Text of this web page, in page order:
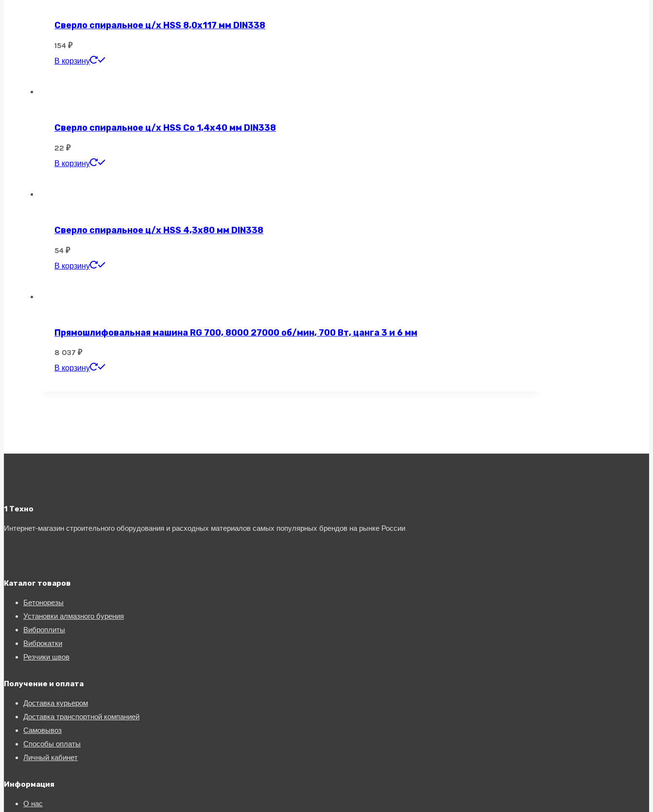
Сверло спиральное ц/х HSS 8,0х117 мм DIN338
154 ₽
В корзину
Сверло спиральное ц/х HSS Co 1,4х40 мм DIN338
22 ₽
В корзину
Сверло спиральное ц/х HSS 4,3х80 мм DIN338
54 ₽
В корзину
Прямошлифовальная машина RG 700, 8000 27000 об/мин, 700 Вт, цанга 3 и 6 мм
8 037 ₽
В корзину
1 Техно
Интернет-магазин строительного оборудования и расходных материалов самых популярных брендов на рынке России
Каталог товаров
Бетонорезы
Установки алмазного бурения
Виброплиты
Виброкатки
Резчики швов
Получение и оплата
Доставка курьером
Доставка транспортной компанией
Самовывоз
Способы оплаты
Личный кабинет
Информация
О нас